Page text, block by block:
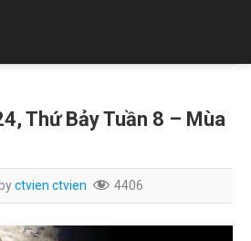
Thứ Bảy Tuần 8 – Mùa
ctvien ctvien 4406